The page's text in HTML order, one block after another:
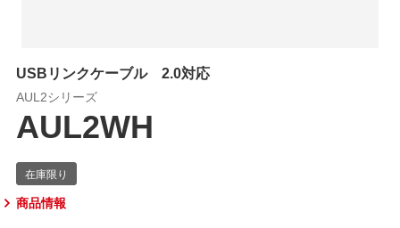
USBリンクケーブル 2.0対応
AUL2シリーズ
AUL2WH
商品情報